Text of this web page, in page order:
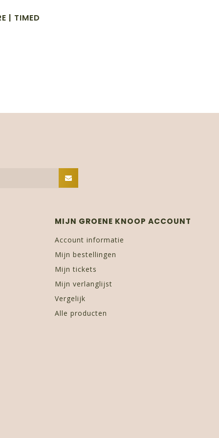
| TIMED
MIJN GROENE KNOOP ACCOUNT
Account informatie
Mijn bestellingen
Mijn tickets
Mijn verlanglijst
Vergelijk
Alle producten